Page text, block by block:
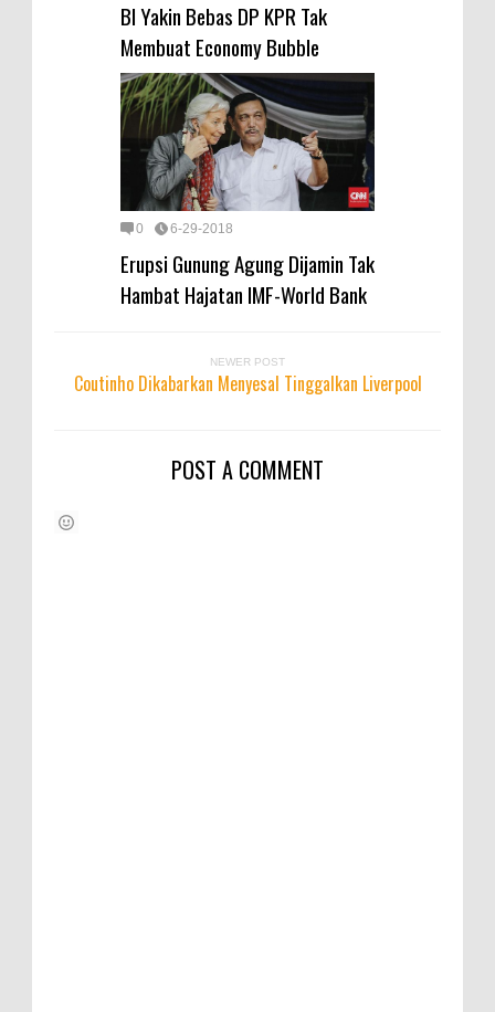
BI Yakin Bebas DP KPR Tak
Membuat Economy Bubble
0 6-29-2018
Erupsi Gunung Agung Dijamin Tak
Hambat Hajatan IMF-World Bank
NEWER POST
Coutinho Dikabarkan Menyesal Tinggalkan Liverpool
POST A COMMENT